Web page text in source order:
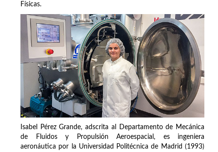
Físicas.
Isabel Pérez Grande, adscrita al Departamento de Mecánica
de Fluidos y Propulsión Aeroespacial, es ingeniera
aeronáutica por la Universidad Politécnica de Madrid (1993)